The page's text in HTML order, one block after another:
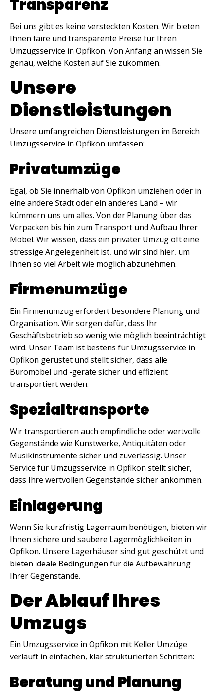
Transparenz
Bei uns gibt es keine versteckten Kosten. Wir bieten
Ihnen faire und transparente Preise für Ihren
Umzugsservice in Opfikon. Von Anfang an wissen Sie
genau, welche Kosten auf Sie zukommen.
Unsere
Dienstleistungen
Unsere umfangreichen Dienstleistungen im Bereich
Umzugsservice in Opfikon umfassen:
Privatumzüge
Egal, ob Sie innerhalb von Opfikon umziehen oder in
eine andere Stadt oder ein anderes Land – wir
kümmern uns um alles. Von der Planung über das
Verpacken bis hin zum Transport und Aufbau Ihrer
Möbel. Wir wissen, dass ein privater Umzug oft eine
stressige Angelegenheit ist, und wir sind hier, um
Ihnen so viel Arbeit wie möglich abzunehmen.
Firmenumzüge
Ein Firmenumzug erfordert besondere Planung und
Organisation. Wir sorgen dafür, dass Ihr
Geschäftsbetrieb so wenig wie möglich beeinträchtigt
wird. Unser Team ist bestens für Umzugsservice in
Opfikon gerüstet und stellt sicher, dass alle
Büromöbel und -geräte sicher und effizient
transportiert werden.
Spezialtransporte
Wir transportieren auch empfindliche oder wertvolle
Gegenstände wie Kunstwerke, Antiquitäten oder
Musikinstrumente sicher und zuverlässig. Unser
Service für Umzugsservice in Opfikon stellt sicher,
dass Ihre wertvollen Gegenstände sicher ankommen.
Einlagerung
Wenn Sie kurzfristig Lagerraum benötigen, bieten wir
Ihnen sichere und saubere Lagermöglichkeiten in
Opfikon. Unsere Lagerhäuser sind gut geschützt und
bieten ideale Bedingungen für die Aufbewahrung
Ihrer Gegenstände.
Der Ablauf Ihres
Umzugs
Ein Umzugsservice in Opfikon mit Keller Umzüge
verläuft in einfachen, klar strukturierten Schritten:
Beratung und Planung